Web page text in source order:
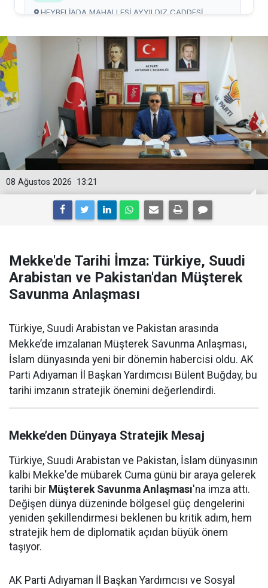
13:21
08 Ağustos 2026
Mekke'de Tarihi İmza: Türkiye, Suudi
Arabistan ve Pakistan'dan Müşterek
Savunma Anlaşması
Türkiye, Suudi Arabistan ve Pakistan arasında
Mekke’de imzalanan Müşterek Savunma Anlaşması,
İslam dünyasında yeni bir dönemin habercisi oldu. AK
Parti Adıyaman İl Başkan Yardımcısı Bülent Buğday, bu
tarihi imzanın stratejik önemini değerlendirdi.
Mekke’den Dünyaya Stratejik Mesaj
Türkiye, Suudi Arabistan ve Pakistan, İslam dünyasının
kalbi Mekke'de mübarek Cuma günü bir araya gelerek
tarihi bir Müşterek Savunma Anlaşması'na imza attı.
Değişen dünya düzeninde bölgesel güç dengelerini
yeniden şekillendirmesi beklenen bu kritik adım, hem
stratejik hem de diplomatik açıdan büyük önem
taşıyor.
AK Parti Adıyaman İl Başkan Yardımcısı ve Sosyal